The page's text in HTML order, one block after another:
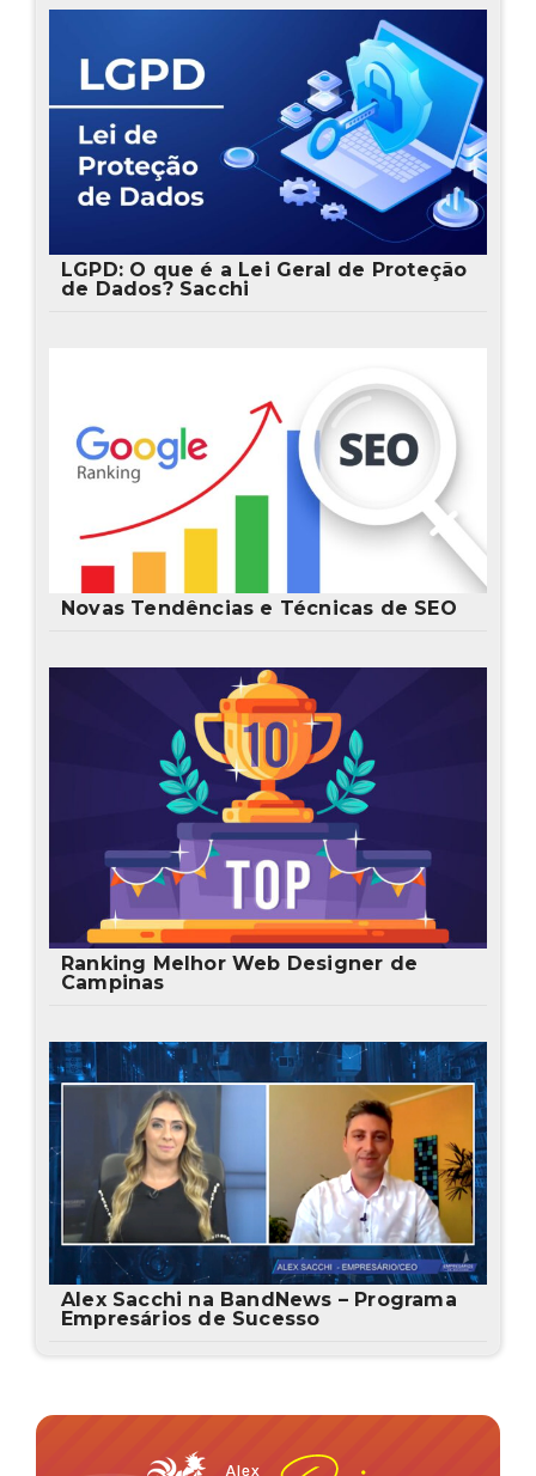
LGPD: O que é a Lei Geral de Proteção
de Dados? Sacchi
Novas Tendências e Técnicas de SEO
Ranking Melhor Web Designer de
Campinas
Alex Sacchi na BandNews – Programa
Empresários de Sucesso